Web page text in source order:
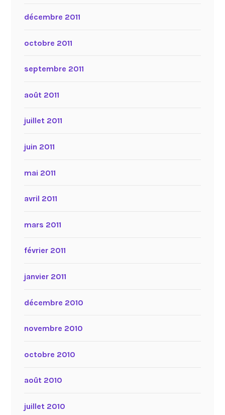
décembre 2011
octobre 2011
septembre 2011
août 2011
juillet 2011
juin 2011
mai 2011
avril 2011
mars 2011
février 2011
janvier 2011
décembre 2010
novembre 2010
octobre 2010
août 2010
juillet 2010